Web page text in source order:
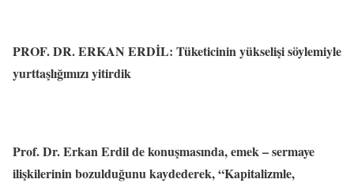
PROF. DR. ERKAN ERDİL: Tüketicinin yükselişi söylemiyle
yurttaşlığımızı yitirdik
Prof. Dr. Erkan Erdil de konuşmasında, emek – sermaye
ilişkilerinin bozulduğunu kaydederek, “Kapitalizmle,